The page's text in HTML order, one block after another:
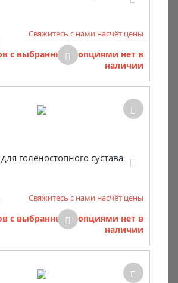
Свяжитесь с нами насчёт цены
с выбранными опциями нет в
наличии
голеностопного сустава
Свяжитесь с нами насчёт цены
с выбранными опциями нет в
наличии